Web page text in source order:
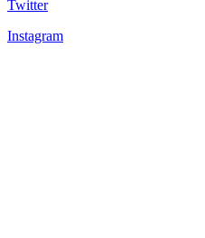
Twitter
Instagram